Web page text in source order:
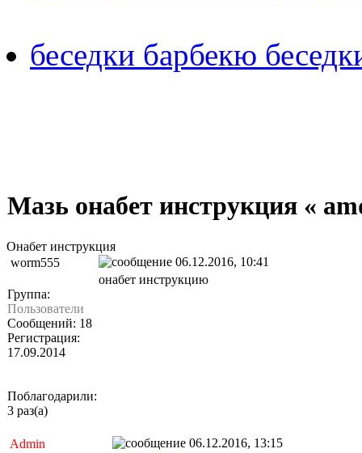
беседки барбекю
Мазь онабет инструкция «
Онабет инструкция
worm555
06.12.2016, 10:41
Группа:
Пользователи
Сообщений: 18
Регистрация:
17.09.2014
Поблагодарили:
3 раз(а)
онабет инструкцию
Admin 06.12.2016, 13:15